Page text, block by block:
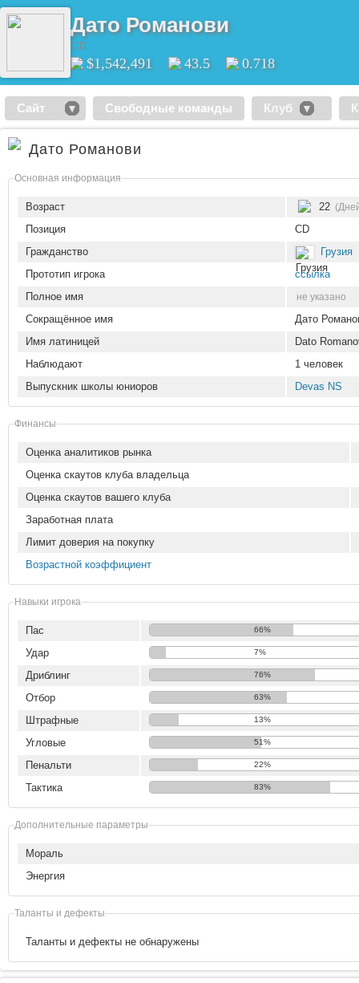
Дато Романови
CD
$1,542,491 43.5 0.718
Сайт Свободные команды Клуб
Дато Романови
Основная информация
Возраст 22
Позиция
CD
Гражданство
Грузия
Прототип игрока
ссылка
Полное имя
не указано
Сокращённое имя
Дато
Имя латиницей
Dato
Наблюдают
1 человек
Выпускник школы юниоров
Devas NS
Финансы
Оценка аналитиков рынка
Оценка скаутов клуба владельца
Оценка скаутов вашего клуба
Заработная плата
Лимит доверия на покупку
Возрастной коэффициент
Навыки игрока
Пас 66%
Удар 7%
Дриблинг 76%
Отбор 63%
Штрафные 13%
Угловые 51%
Пенальти 22%
Тактика 83%
Дополнительные параметры
Мораль
Энергия
Таланты и дефекты
Таланты и дефекты не обнаружены